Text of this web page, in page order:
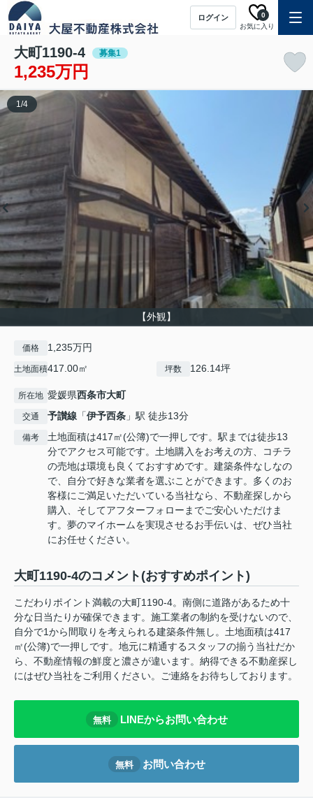
ログイン
お気に入り
0
大町1190-4 募集1
1,235万円
【外観】
1/4
価格 1,235万円
土地面積417.00㎡ 坪数 126.14坪
所在地 愛媛県西条市大町
交通 予讃線 「伊予西条 」駅 徒歩13分
備考
土地面積は417㎡(公簿)で一押しです。駅までは徒歩13
分でアクセス可能です。土地購入をお考えの方、コチラ
の売地は環境も良くておすすめです。建築条件なしなの
で、自分で好きな業者を選ぶことができます。多くのお
客様にご満足いただいている当社なら、不動産探しから
購入、そしてアフターフォローまでご安心いただけま
す。夢のマイホームを実現させるお手伝いは、ぜひ当社
にお任せください。
大町1190-4のコメント(おすすめポイント)
こだわりポイント満載の大町1190-4。南側に道路があるため十
分な日当たりが確保できます。施工業者の制約を受けないので、
自分で1から間取りを考えられる建築条件無し。土地面積は417
㎡(公簿)で一押しです。地元に精通するスタッフの揃う当社だか
ら、不動産情報の鮮度と濃さが違います。納得できる不動産探し
にはぜひ当社をご利用ください。ご連絡をお待ちしております。
無料 LINEからお問い合わせ
無料 お問い合わせ